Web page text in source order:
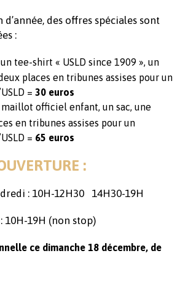
des offres spéciales sont
:
tee-shirt « USLD since 1909 », un
places en tribunes assises pour un
= 30 euros
maillot officiel enfant, un sac, une
en tribunes assises pour un
= 65 euros
:
: 10H-12H30 14H30-19H
10H-19H (non stop)
ce dimanche 18 décembre, de